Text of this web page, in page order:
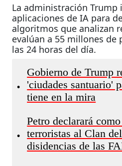
La administración Trump
aplicaciones de IA para
algoritmos que analizan
evalúan a 55 millones de
las 24 horas del día.
•
Gobierno de Trump
'ciudades santuario'
tiene en la mira
•
Petro declarará
terroristas al Clan
disidencias de las